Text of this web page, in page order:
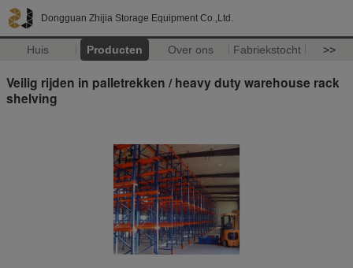
Dongguan Zhijia Storage Equipment Co.,Ltd.
Huis Producten Over ons Fabriekstocht >>
Veilig rijden in palletrekken / heavy duty warehouse rack
shelving